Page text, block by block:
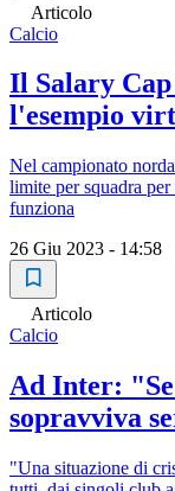
Articolo
Calcio
Il Salary Cap
l'esempio
Nel campionato
limite per squadra
funziona
26 Giu 2023 - 14:58
Articolo
Calcio
Ad Inter:
sopravviva
"Una situazione di